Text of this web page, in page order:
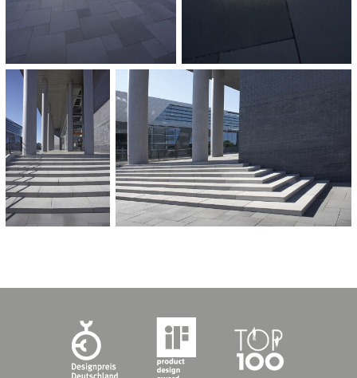
VERARBEITER:
Gebr. Van Venrooij, Weurt; RB Huberts Aanneming- en
Wegenbouwonderneming
FURTHER USED PRODUCTS:
Granithell
100 x 40 x 15 cm
Wohnquartiere und Privatobjekte
Stadt- und Dorfgestaltung